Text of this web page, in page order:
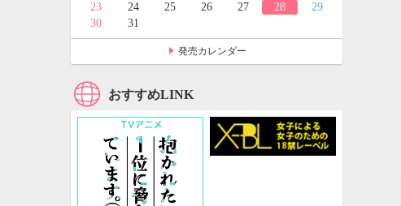
23
24 25 26 27 28
29
30
31
発売カレンダー
おすすめLINK